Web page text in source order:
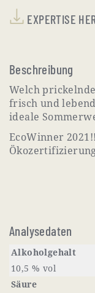
EXPERTISE
Beschreibung
Welch
frisch und
ideale
EcoWinner 2021!!
Analysedaten
Alkoholgehalt
10,5 % vol
Säure